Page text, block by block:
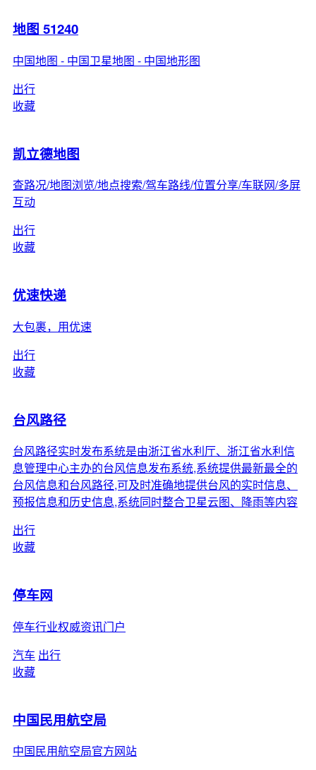
地图 51240
中国地图 - 中国卫星地图 - 中国地形图
出行
收藏
凯立德地图
查路况/地图浏览/地点搜索/驾车路线/位置分享/车联网/多屏
互动
出行
收藏
优速快递
大包裹，用优速
出行
收藏
台风路径
台风路径实时发布系统是由浙江省水利厅、浙江省水利信
息管理中心主办的台风信息发布系统,系统提供最新最全的
台风信息和台风路径,可及时准确地提供台风的实时信息、
预报信息和历史信息,系统同时整合卫星云图、降雨等内容
出行
收藏
停车网
停车行业权威资讯门户
汽车 出行
收藏
中国民用航空局
中国民用航空局官方网站